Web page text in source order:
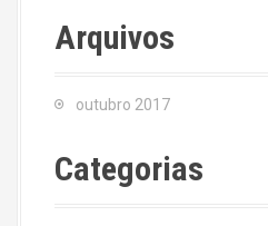
Arquivos
outubro 2017
Categorias